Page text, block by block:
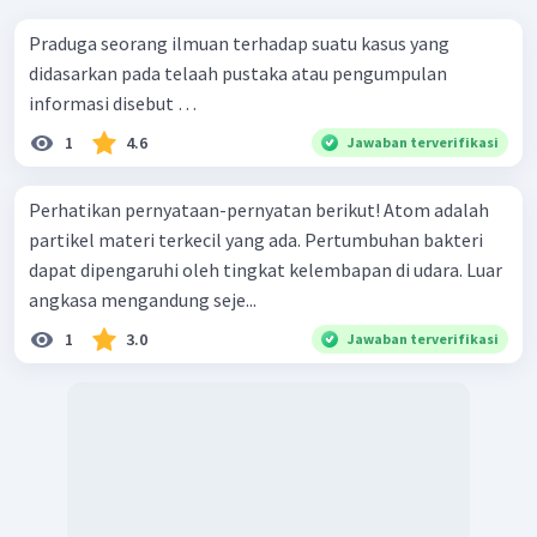
Praduga seorang ilmuan terhadap suatu kasus yang
didasarkan pada telaah pustaka atau pengumpulan
informasi disebut …
1 4.6 Jawaban terverifikasi
Perhatikan pernyataan-pernyatan berikut! Atom adalah
partikel materi terkecil yang ada. Pertumbuhan bakteri
dapat dipengaruhi oleh tingkat kelembapan di udara. Luar
angkasa mengandung seje...
1 3.0 Jawaban terverifikasi